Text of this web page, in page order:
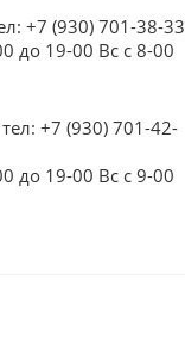
+7 (930) 701-38-33
до 19-00 Вс с 8-00
тел: +7 (930) 701-42-
до 19-00 Вс с 9-00